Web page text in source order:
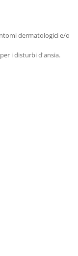
dermatologici e/o
i disturbi d'ansia.